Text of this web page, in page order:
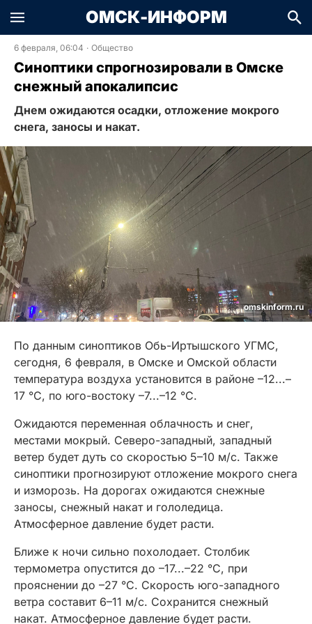
ОМСК-ИНФОРМ
6 февраля, 06:04 · Общество
Синоптики спрогнозировали в Омске
снежный апокалипсис
Днем ожидаются осадки, отложение мокрого
снега, заносы и накат.
omskinform.ru
По данным синоптиков Обь-Иртышского УГМС,
сегодня, 6 февраля, в Омске и Омской области
температура воздуха установится в районе –12...–
17 °C, по юго-востоку –7...–12 °C.
Ожидаются переменная облачность и снег,
местами мокрый. Северо-западный, западный
ветер будет дуть со скоростью 5–10 м/с. Также
синоптики прогнозируют отложение мокрого снега
и изморозь. На дорогах ожидаются снежные
заносы, снежный накат и гололедица.
Атмосферное давление будет расти.
Ближе к ночи сильно похолодает. Столбик
термометра опустится до –17...–22 °C, при
прояснении до –27 °C. Скорость юго-западного
ветра составит 6–11 м/с. Сохранится снежный
накат. Атмосферное давление будет расти.